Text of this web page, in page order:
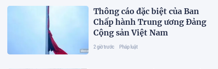
Thông cáo đặc biệt của Ban
Chấp hành Trung ương Đảng
Cộng sản Việt Nam
2 giờ trước Pháp luật